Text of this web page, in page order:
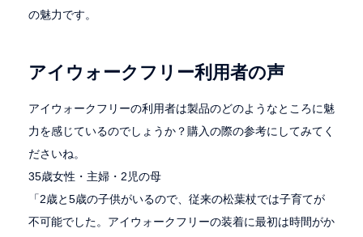
の魅力です。
アイウォークフリー利用者の声
アイウォークフリーの利用者は製品のどのようなところに魅
力を感じているのでしょうか？購入の際の参考にしてみてく
ださいね。
35歳女性・主婦・2児の母
「2歳と5歳の子供がいるので、従来の松葉杖では子育てが
不可能でした。アイウォークフリーの装着に最初は時間がか